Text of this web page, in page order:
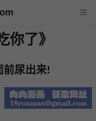
你了》
前尿出来!